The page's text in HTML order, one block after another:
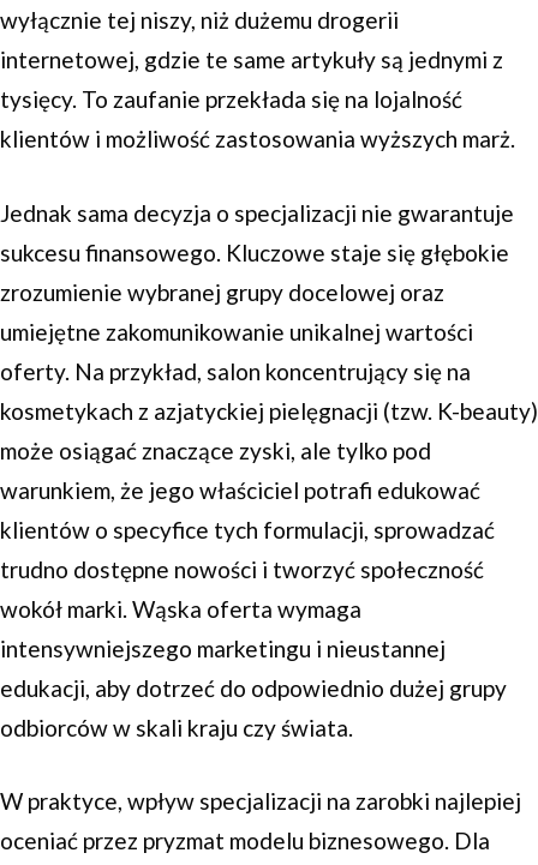
wyłącznie tej niszy, niż dużemu drogerii
internetowej, gdzie te same artykuły są jednymi z
tysięcy. To zaufanie przekłada się na lojalność
klientów i możliwość zastosowania wyższych marż.
Jednak sama decyzja o specjalizacji nie gwarantuje
sukcesu finansowego. Kluczowe staje się głębokie
zrozumienie wybranej grupy docelowej oraz
umiejętne zakomunikowanie unikalnej wartości
oferty. Na przykład, salon koncentrujący się na
kosmetykach z azjatyckiej pielęgnacji (tzw. K-beauty)
może osiągać znaczące zyski, ale tylko pod
warunkiem, że jego właściciel potrafi edukować
klientów o specyfice tych formulacji, sprowadzać
trudno dostępne nowości i tworzyć społeczność
wokół marki. Wąska oferta wymaga
intensywniejszego marketingu i nieustannej
edukacji, aby dotrzeć do odpowiednio dużej grupy
odbiorców w skali kraju czy świata.
W praktyce, wpływ specjalizacji na zarobki najlepiej
oceniać przez pryzmat modelu biznesowego. Dla